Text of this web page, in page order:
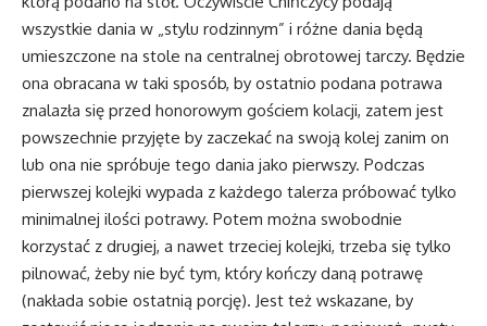
wszystkie dania w „stylu rodzinnym” i różne dania będą
umieszczone na stole na centralnej obrotowej tarczy. Będzie
ona obracana w taki sposób, by ostatnio podana potrawa
znalazła się przed honorowym gościem kolacji, zatem jest
powszechnie przyjęte by zaczekać na swoją kolej zanim on
lub ona nie spróbuje tego dania jako pierwszy. Podczas
pierwszej kolejki wypada z każdego talerza próbować tylko
minimalnej ilości potrawy. Potem można swobodnie
korzystać z drugiej, a nawet trzeciej kolejki, trzeba się tylko
pilnować, żeby nie być tym, który kończy daną potrawę
(nakłada sobie ostatnią porcję). Jest też wskazane, by